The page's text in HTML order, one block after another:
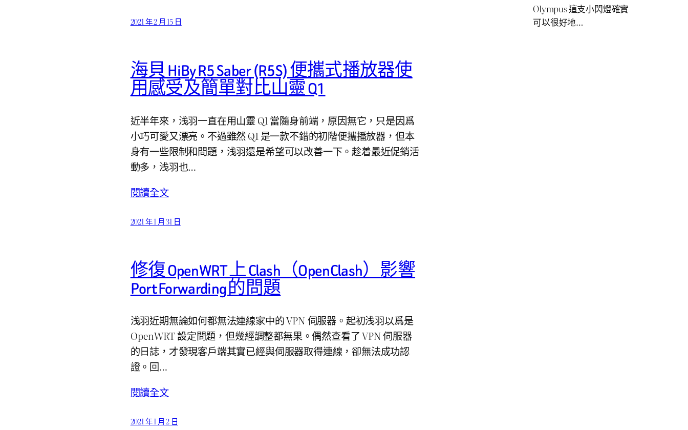
2021 年 2 月 15 日
海貝 HiBy R5 Saber (R5S) 便攜式播放器使
用感受及簡單對比山靈 Q1
近半年來，浅羽一直在用山靈 Q1 當隨身前端，原因無它，只是因爲
小巧可愛又漂亮。不過雖然 Q1 是一款不錯的初階便攜播放器，但本
身有一些限制和問題，浅羽還是希望可以改善一下。趁着最近促銷活
動多，浅羽也…
閱讀全文
2021 年 1 月 31 日
修復 OpenWRT 上 Clash（OpenClash）影響
Port Forwarding 的問題
浅羽近期無論如何都無法連線家中的 VPN 伺服器。起初浅羽以爲是
OpenWRT 設定問題，但幾經調整都無果。偶然查看了 VPN 伺服器
的日誌，才發現客戶端其實已經與伺服器取得連線，卻無法成功認
證。回…
閱讀全文
2021 年 1 月 2 日
Olympus 這支小閃燈確實
可以很好地…